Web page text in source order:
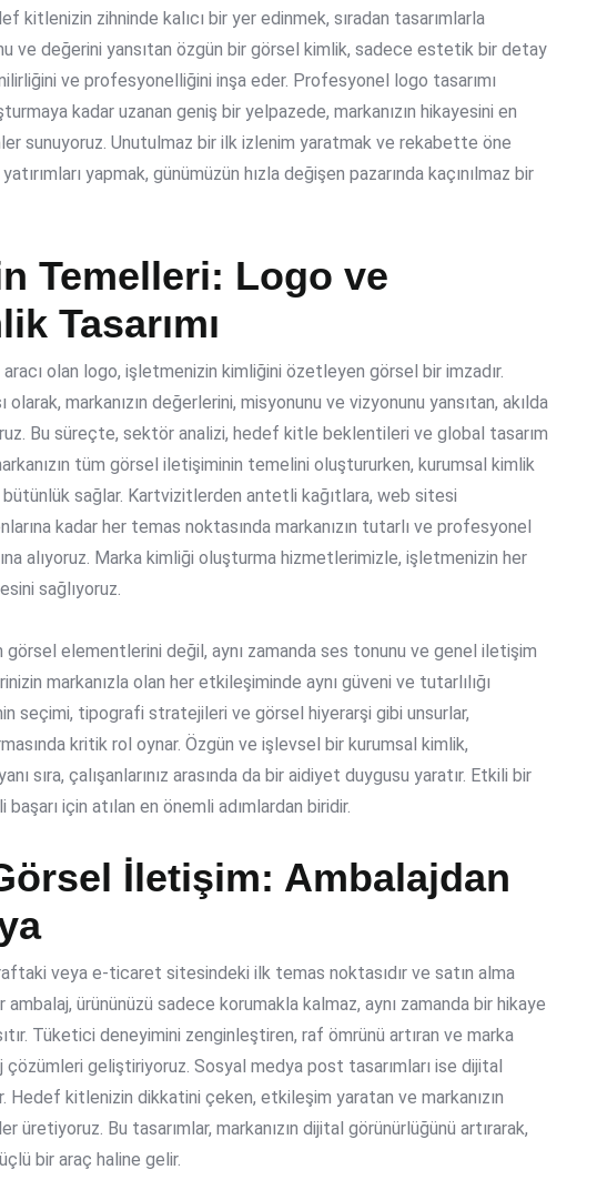
kitlenizin zihninde kalıcı bir yer edinmek, sıradan tasarımlarla
ve değerini yansıtan özgün bir görsel kimlik, sadece estetik bir detay
ve profesyonelliğini inşa eder. Profesyonel logo tasarımı
kadar uzanan geniş bir yelpazede, markanızın hikayesini en
sunuyoruz. Unutulmaz bir ilk izlenim yaratmak ve rekabette öne
yapmak, günümüzün hızla değişen pazarında kaçınılmaz bir
Temelleri: Logo ve
Tasarımı
olan logo, işletmenizin kimliğini özetleyen görsel bir imzadır.
markanızın değerlerini, misyonunu ve vizyonunu yansıtan, akılda
Bu süreçte, sektör analizi, hedef kitle beklentileri ve global tasarım
tüm görsel iletişiminin temelini oluştururken, kurumsal kimlik
sağlar. Kartvizitlerden antetli kağıtlara, web sitesi
kadar her temas noktasında markanızın tutarlı ve profesyonel
alıyoruz. Marka kimliği oluşturma hizmetlerimizle, işletmenizin her
sağlıyoruz.
görsel elementlerini değil, aynı zamanda ses tonunu ve genel iletişim
markanızla olan her etkileşiminde aynı güveni ve tutarlılığı
seçimi, tipografi stratejileri ve görsel hiyerarşi gibi unsurlar,
kritik rol oynar. Özgün ve işlevsel bir kurumsal kimlik,
sıra, çalışanlarınız arasında da bir aidiyet duygusu yaratır. Etkili bir
için atılan en önemli adımlardan biridir.
İletişim: Ambalajdan
veya e-ticaret sitesindeki ilk temas noktasıdır ve satın alma
ürününüzü sadece korumakla kalmaz, aynı zamanda bir hikaye
Tüketici deneyimini zenginleştiren, raf ömrünü artıran ve marka
geliştiriyoruz. Sosyal medya post tasarımları ise dijital
Hedef kitlenizin dikkatini çeken, etkileşim yaratan ve markanızın
üretiyoruz. Bu tasarımlar, markanızın dijital görünürlüğünü artırarak,
bir araç haline gelir.